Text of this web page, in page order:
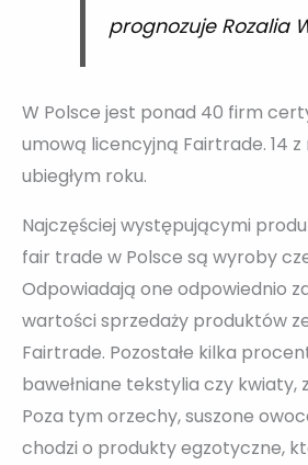
prognozuje Rozalia
W Polsce jest ponad 40 firm
umową licencyjną Fairtrade. 14 z
ubiegłym roku.
Najczęściej występującymi
fair trade w Polsce są wyroby
Odpowiadają one odpowiednio
wartości sprzedaży produktów
Fairtrade. Pozostałe kilka
bawełniane tekstylia czy kwiaty,
Poza tym orzechy, suszone
chodzi o produkty egzotyczne,